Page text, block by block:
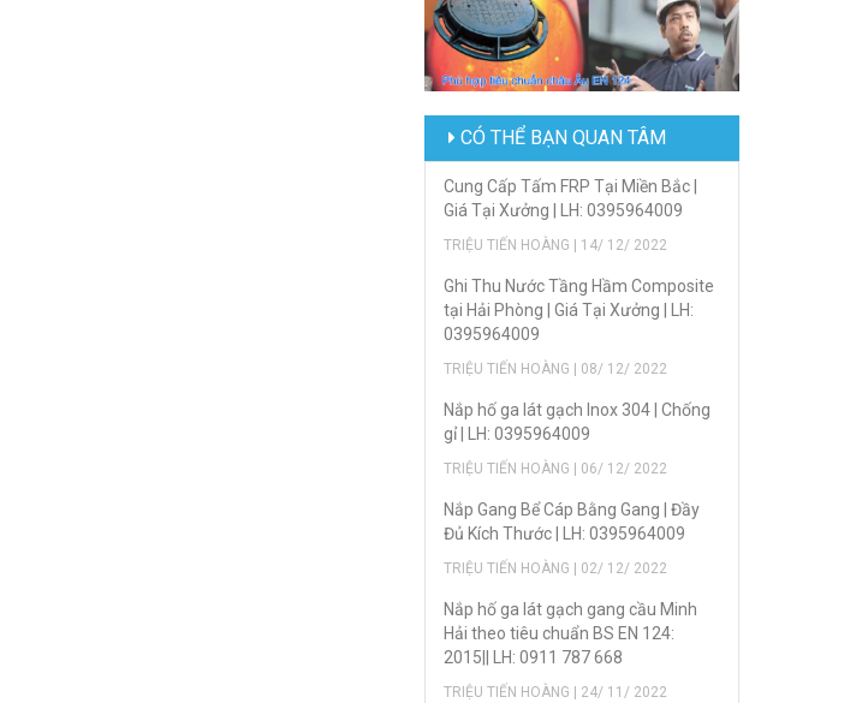
CÓ THỂ BẠN QUAN TÂM
Cung Cấp Tấm FRP Tại Miền Bắc |
Giá Tại Xưởng | LH: 0395964009
TRIỆU TIẾN HOÀNG | 14/ 12/ 2022
Ghi Thu Nước Tầng Hầm Composite
tại Hải Phòng | Giá Tại Xưởng | LH:
0395964009
TRIỆU TIẾN HOÀNG | 08/ 12/ 2022
Nắp hố ga lát gạch Inox 304 | Chống
gỉ | LH: 0395964009
TRIỆU TIẾN HOÀNG | 06/ 12/ 2022
Nắp Gang Bể Cáp Bằng Gang | Đầy
Đủ Kích Thước | LH: 0395964009
TRIỆU TIẾN HOÀNG | 02/ 12/ 2022
Nắp hố ga lát gạch gang cầu Minh
Hải theo tiêu chuẩn BS EN 124:
2015|| LH: 0911 787 668
TRIỆU TIẾN HOÀNG | 24/ 11/ 2022